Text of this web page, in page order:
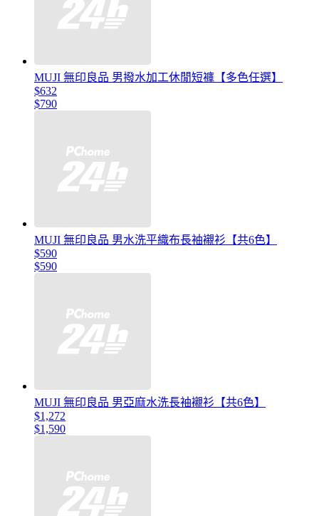
MUJI 無印良品 男撥水加工休閒短褲【多色任選】
$632
$790
MUJI 無印良品 男水洗平織布長袖襯衫【共6色】
$590
$590
MUJI 無印良品 男亞麻水洗長袖襯衫【共6色】
$1,272
$1,590